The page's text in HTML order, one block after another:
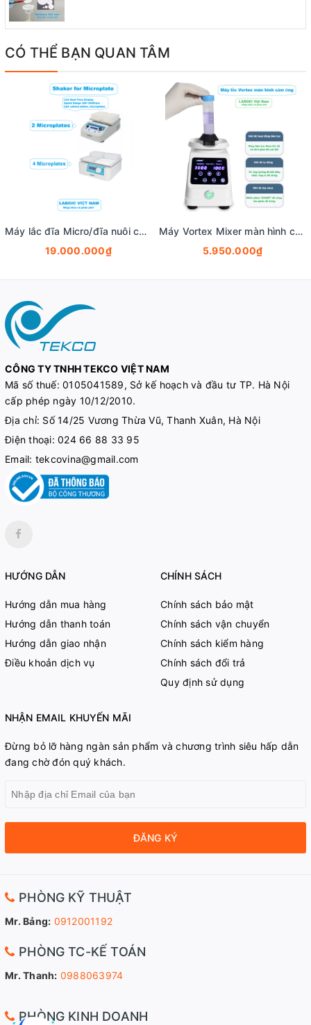
CÓ THỂ BẠN QUAN TÂM
Máy lắc đĩa Micro/đĩa nuôi cấy (2 vị trí/ 4 vị trí), Shaker for Microplate, hãng LABGIC
19.000.000₫
Máy Vortex Mixer màn hình cảm ứng, tốc độ 300-3000rpm, biên độ 3mm, L-VM-C, hãng LABGIC
5.950.000₫
CÔNG TY TNHH TEKCO VIỆT NAM
Mã số thuế: 0105041589, Sở kế hoạch và đầu tư TP. Hà Nội
cấp phép ngày 10/12/2010.
Địa chỉ: Số 14/25 Vương Thừa Vũ, Thanh Xuân, Hà Nội
Điện thoại: 024 66 88 33 95
Email: tekcovina@gmail.com
HƯỚNG DẪN
Hướng dẫn mua hàng
Hướng dẫn thanh toán
Hướng dẫn giao nhận
Điều khoản dịch vụ
CHÍNH SÁCH
Chính sách bảo mật
Chính sách vận chuyển
Chính sách kiểm hàng
Chính sách đổi trả
Quy định sử dụng
NHẬN EMAIL KHUYẾN MÃI
Đừng bỏ lỡ hàng ngàn sản phẩm và chương trình siêu hấp dẫn
đang chờ đón quý khách.
ĐĂNG KÝ
PHÒNG KỸ THUẬT
Mr. Bảng: 0912001192
PHÒNG TC-KẾ TOÁN
Mr. Thanh: 0988063974
PHÒNG KINH DOANH